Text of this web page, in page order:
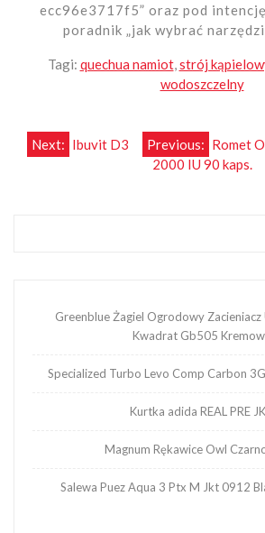
ecc96e3717f5” oraz pod
poradnik „jak wybrać
Tagi: quechua namiot,strój
wodoszczelny
Nawigacja Previous: Romet
Next: Ibuvit D3
2000 IU 90 kaps.
Greenblue Żagiel Ogrodowy
Kwadrat Gb505
Specialized Turbo Levo Comp Carbon
Kurtka adida REAL PRE
Magnum Rękawice Owl
Salewa Puez Aqua 3 Ptx M Jkt 0912